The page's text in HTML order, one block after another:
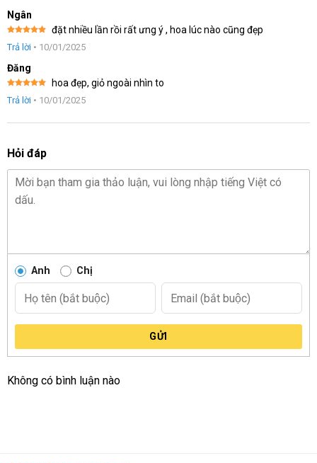
Ngân
Được xếp
hạng5 5
đặt nhiều lần rồi rất ưng ý , hoa lúc nào cũng đẹp
Trả lời • 10/01/2025
Đăng
Được xếp
hạng5 5
hoa đẹp, giỏ ngoài nhìn to
Trả lời • 10/01/2025
Hỏi đáp
Anh Chị
GỬI
Không có bình luận nào